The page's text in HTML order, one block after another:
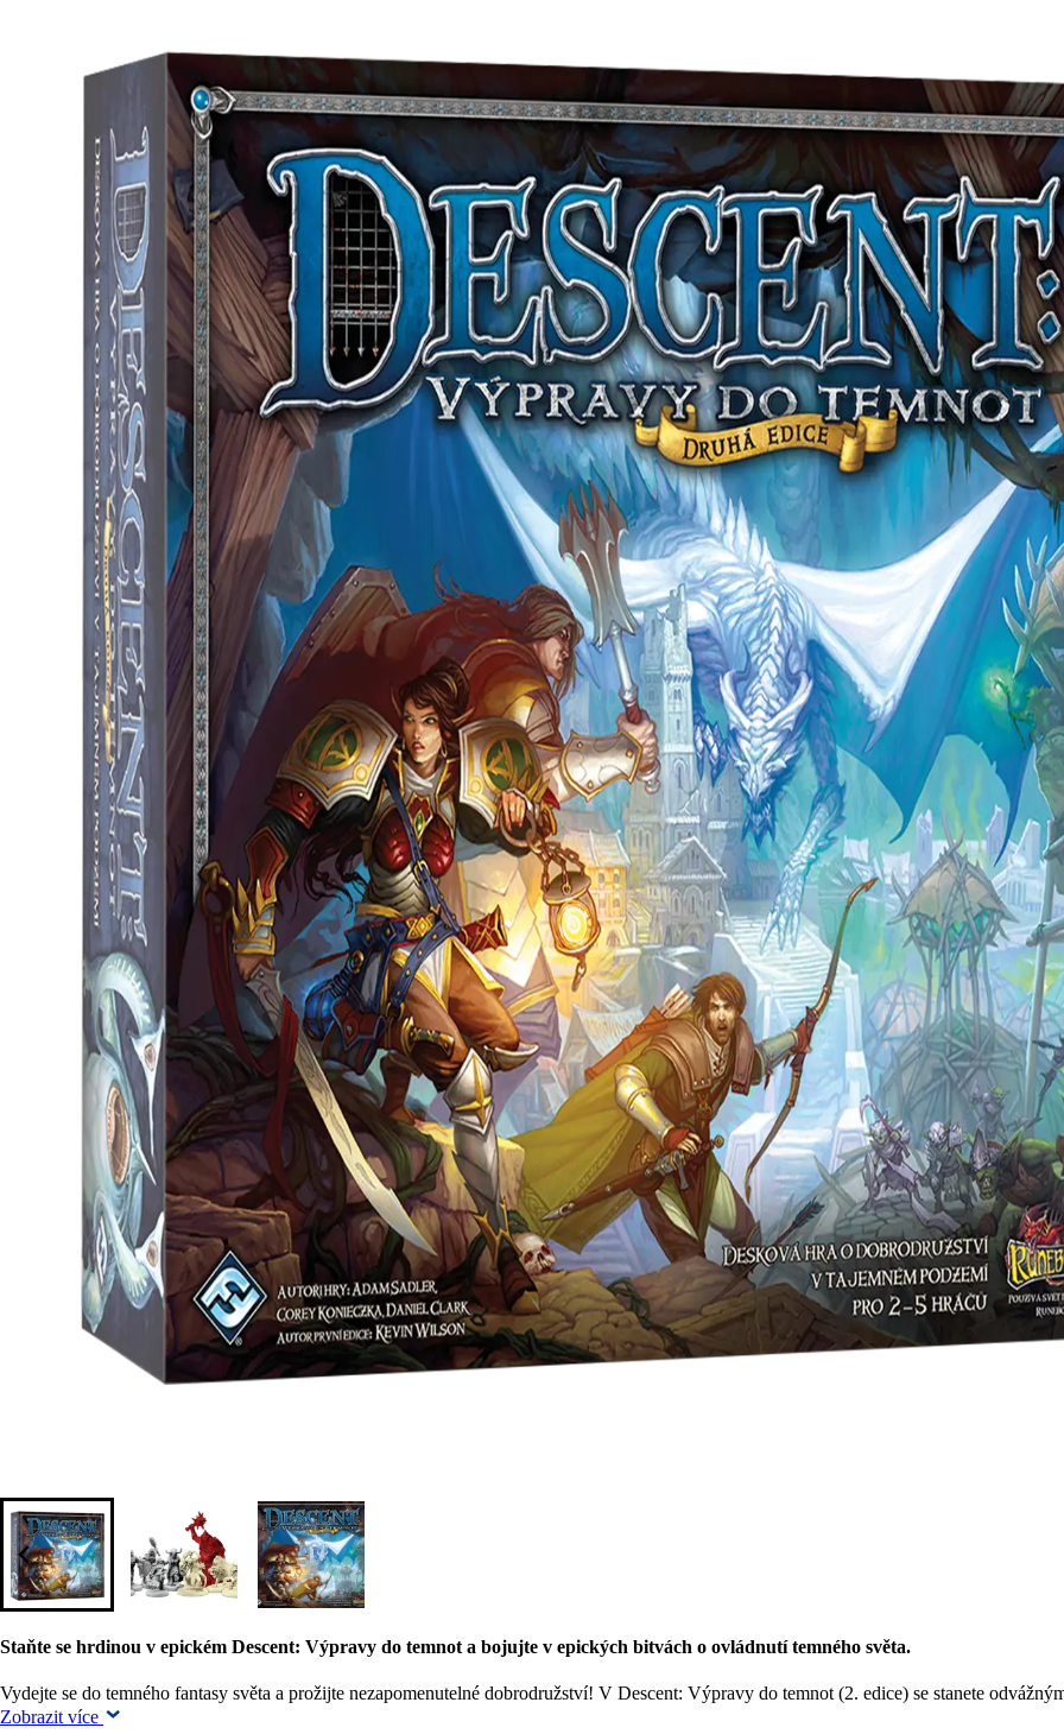
Staňte se hrdinou v epickém Descent: Výpravy do temnot a bojujte v epických bitvách o ovládnutí temného světa.
Vydejte se do temného fantasy světa a prožijte nezapomenutelné dobrodružství! V Descent: Výpravy do temnot (2. edice) se stanete
Zobrazit více